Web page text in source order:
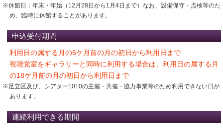
※休館日：年末・年始（12月28日から1月4日まで）なお、設備保守・点検等のた
め、臨時に休館することがあります。
申込受付期間
利用日の属する月の6ケ月前の月の初日から利用日まで
視聴覚室をギャラリーと同時に利用する場合は、利用日の属する月
の18ケ月前の月の初日から利用日まで
※足立区及び、シアター1010の主催・共催・協力事業等のため利用できない日が
あります。
連続利用できる期間